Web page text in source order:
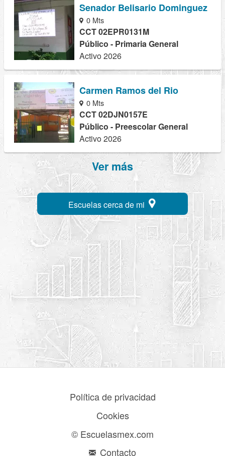
Senador Belisario Dominguez
0 Mts
CCT 02EPR0131M
Público - Primaria General
Activo 2026
Carmen Ramos del Rio
0 Mts
CCT 02DJN0157E
Público - Preescolar General
Activo 2026
Ver más
Escuelas cerca de mi
Política de privacidad
Cookies
© Escuelasmex.com
Contacto